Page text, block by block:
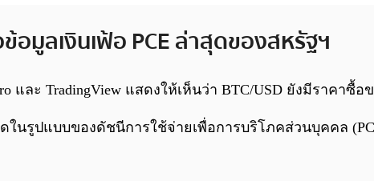
มูลเงินเฟ้อ PCE ล่าสุดของสหรัฐฯ
และ TradingView แสดงให้เห็นว่า BTC/USD ยังมีราคา
นรูปแบบของดัชนีการใช้จ่ายเพื่อการบริโภคส่วนบุคคล